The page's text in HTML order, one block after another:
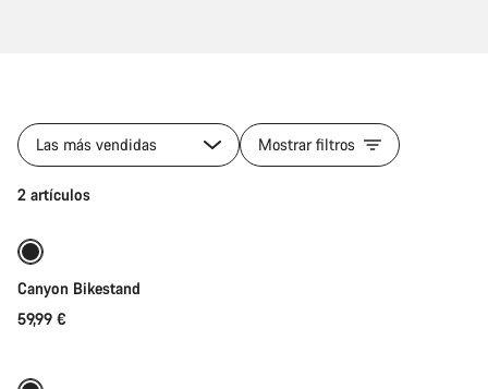
Las más vendidas Mostrar filtros
2 artículos
Canyon Bikestand
59,99 €